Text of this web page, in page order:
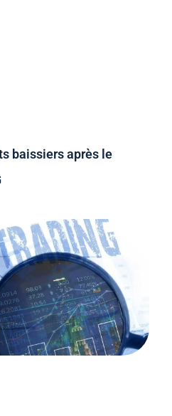
baissiers après le